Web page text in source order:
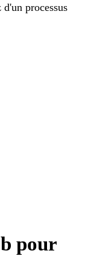
processus
pour